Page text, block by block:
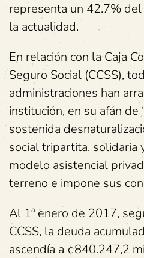
representa un 42.7%
la actualidad.
En relación con la Caja
Seguro Social (CCSS),
administraciones han
institución, en su afán de
sostenida
social tripartita, solidaria
modelo asistencial
terreno e impone sus
Al 1ª enero de 2017,
CCSS, la deuda
ascendía a ¢840.247,2